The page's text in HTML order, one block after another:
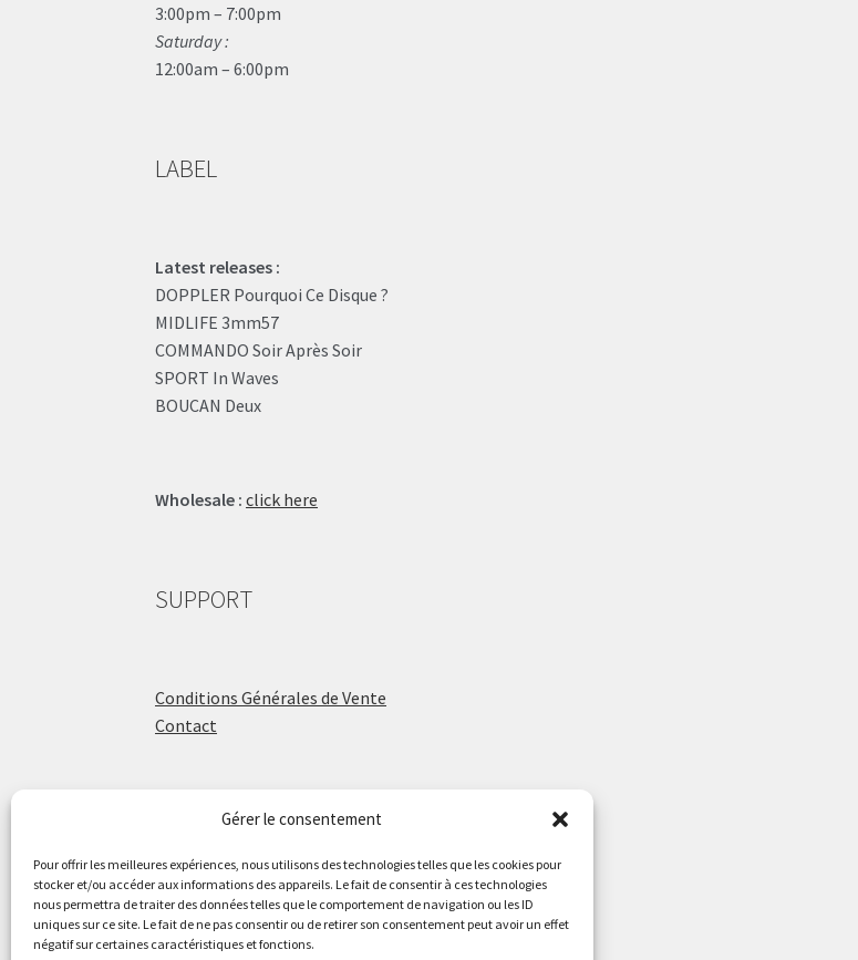
Gérer le consentement
Pour offrir les meilleures expériences, nous utilisons des technologies telles que les cookies pour
stocker et/ou accéder aux informations des appareils. Le fait de consentir à ces technologies
nous permettra de traiter des données telles que le comportement de navigation ou les ID
uniques sur ce site. Le fait de ne pas consentir ou de retirer son consentement peut avoir un effet
négatif sur certaines caractéristiques et fonctions.
3:00pm – 7:00pm
Saturday :
12:00am – 6:00pm
LABEL
Latest releases :
DOPPLER Pourquoi Ce Disque ?
MIDLIFE 3mm57
COMMANDO Soir Après Soir
SPORT In Waves
BOUCAN Deux
Wholesale : click here
SUPPORT
Conditions Générales de Vente
Contact
ÉCOLE DE BATTERIE
Raphaël Aboulker
raphaelaboulker.com